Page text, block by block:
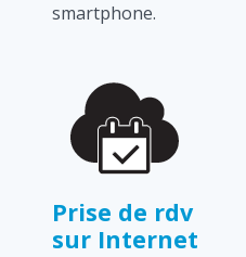
smartphone.
Prise de rdv
sur Internet